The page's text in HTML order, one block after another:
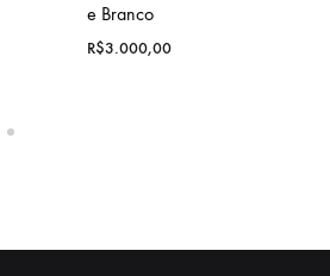
e Branco
R$3.000,00